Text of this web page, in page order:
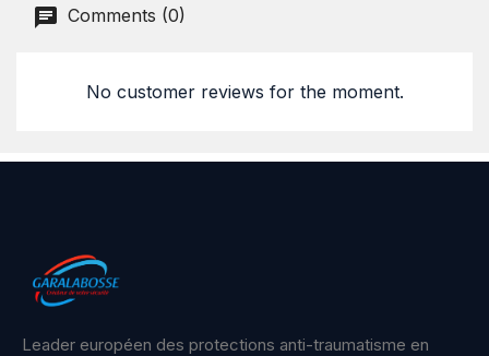
Comments (0)
No customer reviews for the moment.
Leader européen des protections anti-traumatisme en